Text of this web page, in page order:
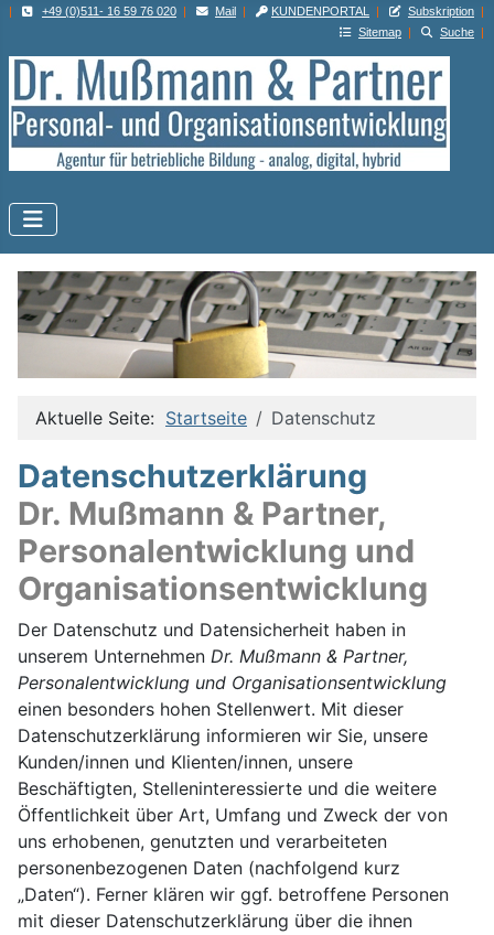
| +49 (0)511- 16 59 76 020 | Mail | KUNDENPORTAL | Subskription |
Sitemap | Suche |
Aktuelle Seite: Startseite Datenschutz
Datenschutzerklärung
Dr. Mußmann & Partner,
Personalentwicklung und
Organisationsentwicklung
Der Datenschutz und Datensicherheit haben in
unserem Unternehmen Dr. Mußmann & Partner,
Personalentwicklung und Organisationsentwicklung
einen besonders hohen Stellenwert. Mit dieser
Datenschutzerklärung informieren wir Sie, unsere
Kunden/innen und Klienten/innen, unsere
Beschäftigten, Stelleninteressierte und die weitere
Öffentlichkeit über Art, Umfang und Zweck der von
uns erhobenen, genutzten und verarbeiteten
personenbezogenen Daten (nachfolgend kurz
„Daten“). Ferner klären wir ggf. betroffene Personen
mit dieser Datenschutzerklärung über die ihnen